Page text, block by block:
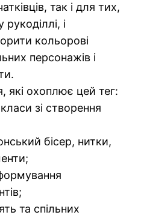
так і для тих,
і
кольорові
персонажів і
які охоплює цей тег:
зі створення
бісер, нитки,
та спільних